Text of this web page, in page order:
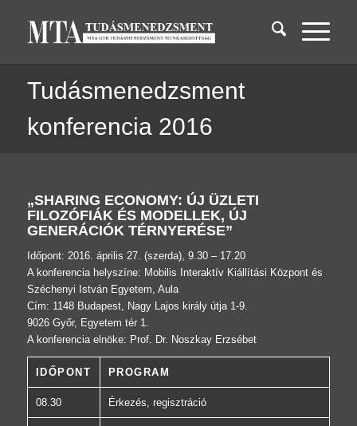
Tudásmenedzsment
konferencia 2016
„SHARING ECONOMY: ÚJ ÜZLETI
FILOZÓFIÁK ÉS MODELLEK, ÚJ
GENERÁCIÓK TÉRNYERÉSE”
Időpont: 2016. április 27. (szerda), 9.30 – 17.20
A konferencia helyszíne: Mobilis Interaktív Kiállítási Központ és
Széchenyi István Egyetem, Aula
Cím: 1148 Budapest, Nagy Lajos király útja 1-9.
9026 Győr, Egyetem tér 1.
A konferencia elnöke: Prof. Dr. Noszkay Erzsébet
IDŐPONT PROGRAM
08.30 Érkezés, regisztráció